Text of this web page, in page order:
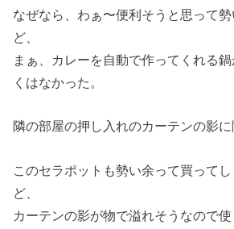
なぜなら、わぁ〜便利そうと思って
ど、
まぁ、カレーを自動で作ってくれる
くはなかった。
隣の部屋の押し入れのカーテンの影に
このセラポットも勢い余って買って
ど、
カーテンの影が物で溢れそうなので